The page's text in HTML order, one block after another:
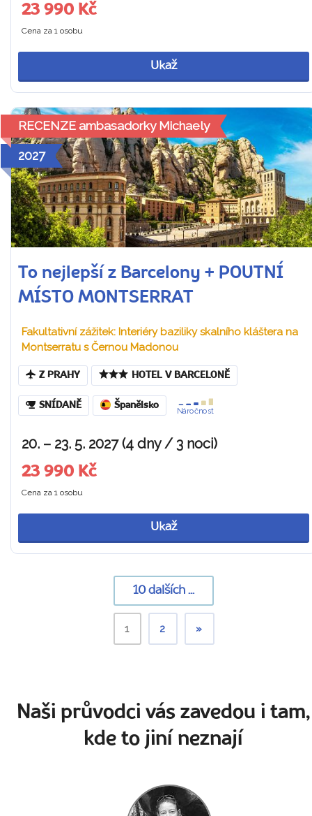
23 990 Kč
Cena za 1 osobu
Ukaž
RECENZE ambasadorky Michaely
2027
To nejlepší z Barcelony + POUTNÍ
MÍSTO MONTSERRAT
Fakultativní zážitek: Interiéry baziliky skalního kláštera na
Montserratu s Černou Madonou
Z PRAHY HOTEL V BARCELONĚ
SNÍDANĚ Španělsko
Náročnost
20. – 23. 5. 2027 (4 dny / 3 noci)
23 990 Kč
Cena za 1 osobu
Ukaž
10dalších ...
1 2 »
Naši průvodci vás zavedou i tam,
kde to jiní neznají